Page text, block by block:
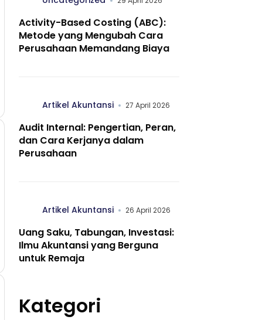
Activity-Based Costing (ABC):
Metode yang Mengubah Cara
Perusahaan Memandang Biaya
Artikel Akuntansi 27 April 2026
Audit Internal: Pengertian, Peran,
dan Cara Kerjanya dalam
Perusahaan
Artikel Akuntansi 26 April 2026
Uang Saku, Tabungan, Investasi:
Ilmu Akuntansi yang Berguna
untuk Remaja
Kategori